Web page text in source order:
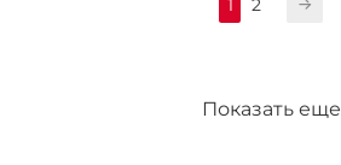
1 2
Показать еще